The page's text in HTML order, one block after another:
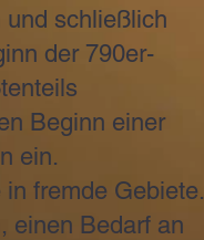
und schließlich
der 790er-
Beginn einer
ein.
fremde Gebiete.
einen Bedarf an